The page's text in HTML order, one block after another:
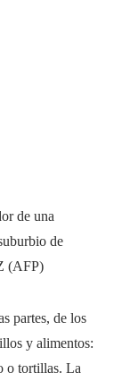
de una
de
(AFP)
partes, de los
y alimentos:
o tortillas. La